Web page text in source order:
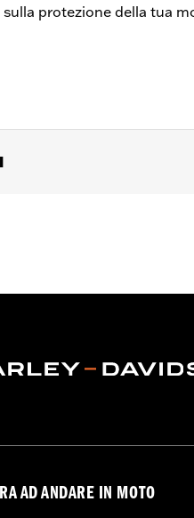
protezione della tua
'17 in poi richiedono
Vedere la
Ciascuno
AD ANDARE IN MOTO